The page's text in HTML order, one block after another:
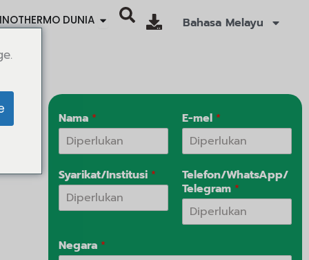
DUNIA Open SINOTHERMO WORLD
Bahasa Melayu
Nama *
Syarikat/Institusi *
E-mel *
Telefon/WhatsApp/
Telegram *
Negara *